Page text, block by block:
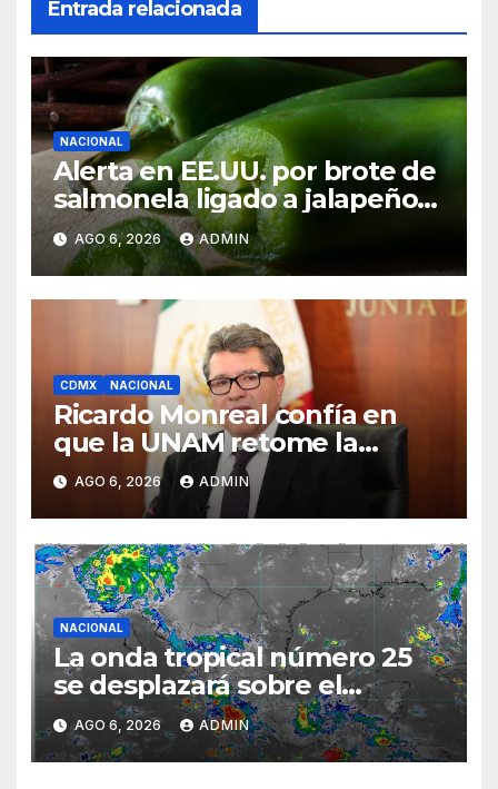
Entrada relacionada
NACIONAL
Alerta en EE.UU. por brote de
salmonela ligado a jalapeños
mexicanos; reportan 345
casos
AGO 6, 2026 ADMIN
CDMX NACIONAL
Ricardo Monreal confía en
que la UNAM retome la
normalidad e inicie el
semestre mediante el diálogo
AGO 6, 2026 ADMIN
NACIONAL
La onda tropical número 25
se desplazará sobre el
sureste mexicano
AGO 6, 2026 ADMIN